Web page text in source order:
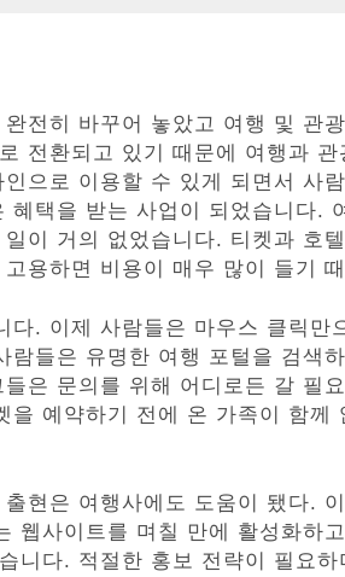
전히 바꾸어 놓았고 여행 및 관
전환되고 있기 때문에 여행과 관
으로 이용할 수 있게 되면서 사
택을 받는 사업이 되었습니다.
이 거의 없었습니다. 티켓과 호
용하면 비용이 매우 많이 들기
다. 이제 사람들은 마우스 클릭만
들은 유명한 여행 포털을 검색
은 문의를 위해 어디로든 갈 필
예약하기 전에 온 가족이 함께
현은 여행사에도 도움이 됐다.
웹사이트를 며칠 만에 활성화하
니다. 적절한 홍보 전략이 필요하